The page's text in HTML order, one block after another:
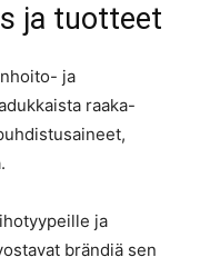
ja tuotteet
ja
raaka-
ja
brändiä sen